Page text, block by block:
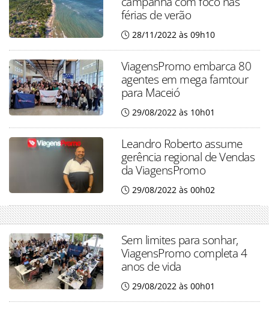
férias de verão
28/11/2022 às 09h10
ViagensPromo embarca 80
agentes em mega famtour
para Maceió
29/08/2022 às 10h01
Leandro Roberto assume
gerência regional de Vendas
da ViagensPromo
29/08/2022 às 00h02
Sem limites para sonhar,
ViagensPromo completa 4
anos de vida
29/08/2022 às 00h01